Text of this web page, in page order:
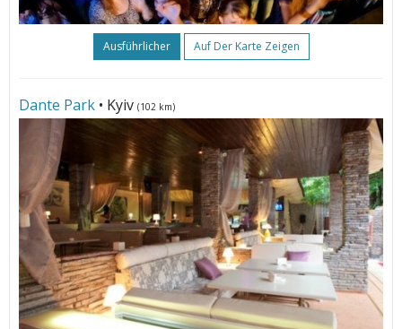
Ausführlicher Auf Der Karte Zeigen
Dante Park • Kyiv (102 km)